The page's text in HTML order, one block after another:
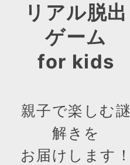
リアル脱出
ゲーム
for kids
親子で楽しむ謎
解きを
お届けします！